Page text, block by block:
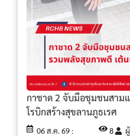
กาชาด 2 จับมือชุมชนสาม
โรบิกสร้างสุขลานภูธเรศ
06 ส.ค. 69 :
8